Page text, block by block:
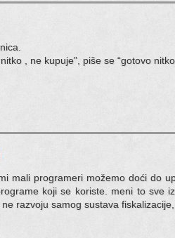
, ne kupuje”, piše se “gotovo
mali programeri možemo doći do
koji se koriste. meni to sve
razvoju samog sustava